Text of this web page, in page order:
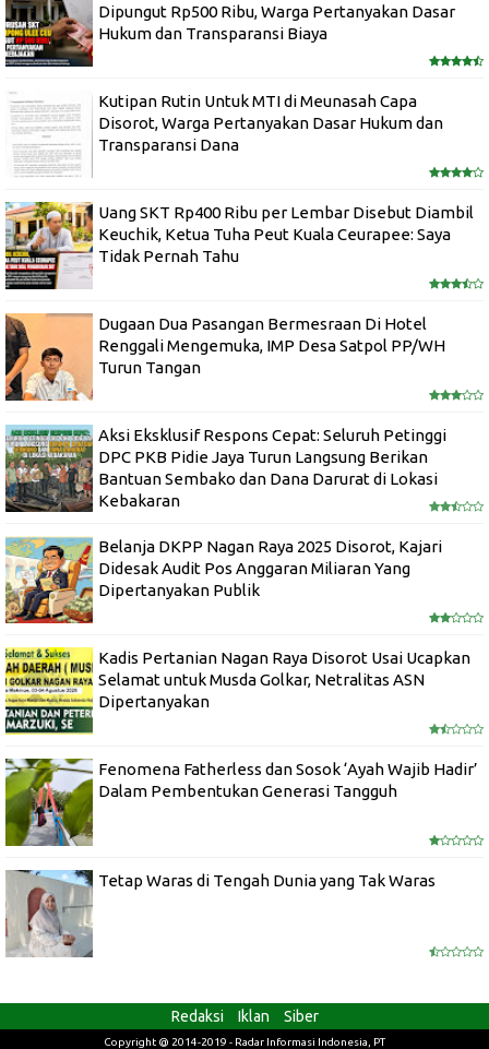
Dipungut Rp500 Ribu, Warga Pertanyakan Dasar
Hukum dan Transparansi Biaya
Kutipan Rutin Untuk MTI di Meunasah Capa
Disorot, Warga Pertanyakan Dasar Hukum dan
Transparansi Dana
Uang SKT Rp400 Ribu per Lembar Disebut Diambil
Keuchik, Ketua Tuha Peut Kuala Ceurapee: Saya
Tidak Pernah Tahu
Dugaan Dua Pasangan Bermesraan Di Hotel
Renggali Mengemuka, IMP Desa Satpol PP/WH
Turun Tangan
Aksi Eksklusif Respons Cepat: Seluruh Petinggi
DPC PKB Pidie Jaya Turun Langsung Berikan
Bantuan Sembako dan Dana Darurat di Lokasi
Kebakaran
Belanja DKPP Nagan Raya 2025 Disorot, Kajari
Didesak Audit Pos Anggaran Miliaran Yang
Dipertanyakan Publik
Kadis Pertanian Nagan Raya Disorot Usai Ucapkan
Selamat untuk Musda Golkar, Netralitas ASN
Dipertanyakan
Fenomena Fatherless dan Sosok ‘Ayah Wajib Hadir’
Dalam Pembentukan Generasi Tangguh
Tetap Waras di Tengah Dunia yang Tak Waras
Redaksi Iklan Siber
Copyright @ 2014-2019 - Radar Informasi Indonesia, PT